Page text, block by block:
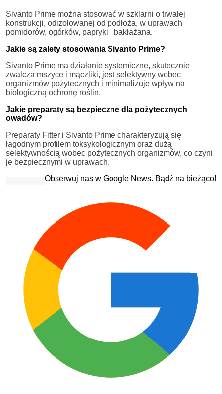
Sivanto Prime można stosować w szklarni o trwałej
konstrukcji, odizolowanej od podłoża, w uprawach
pomidorów, ogórków, papryki i bakłażana.
Jakie są zalety stosowania Sivanto Prime?
Sivanto Prime ma działanie systemiczne, skutecznie
zwalcza mszyce i mączliki, jest selektywny wobec
organizmów pożytecznych i minimalizuje wpływ na
biologiczną ochronę roślin.
Jakie preparaty są bezpieczne dla pożytecznych
owadów?
Preparaty Fitter i Sivanto Prime charakteryzują się
łagodnym profilem toksykologicznym oraz dużą
selektywnością wobec pożytecznych organizmów, co czyni
je bezpiecznymi w uprawach.
Obserwuj nas w Google News. Bądź na bieżąco!